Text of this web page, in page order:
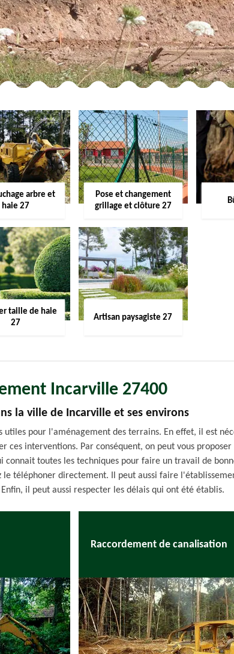
arbre et
haie 27
Pose et changement
grillage et clôture 27
taille de haie
27
Artisan paysagiste 27
Incarville 27400
la ville de Incarville et ses environs
utiles pour l'aménagement des terrains. En effet, il est
ces interventions. Par conséquent, on peut vous
toutes les techniques pour faire un travail de
le téléphoner directement. Il peut aussi faire
il peut aussi respecter les délais qui ont été établis.
Raccordement de canalisation